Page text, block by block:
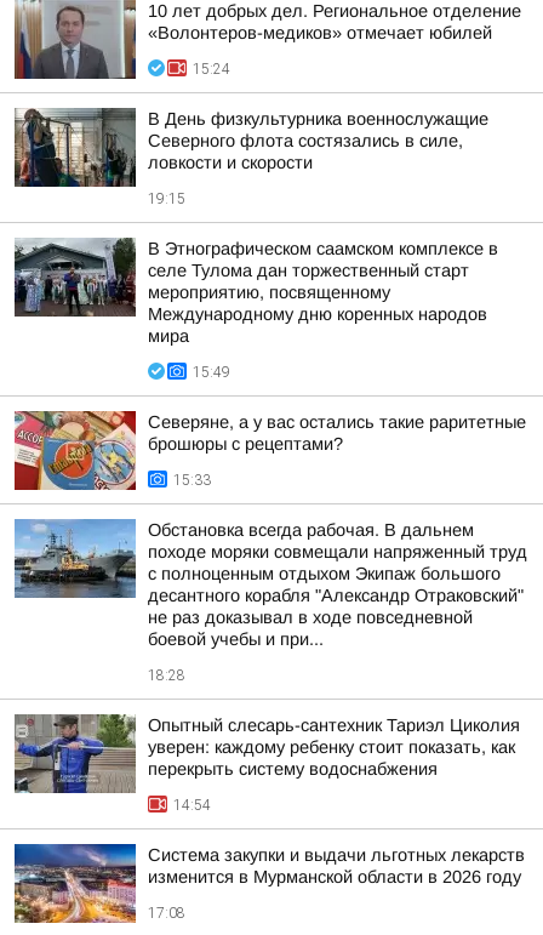
10 лет добрых дел. Региональное отделение
«Волонтеров-медиков» отмечает юбилей
15:24
В День физкультурника военнослужащие
Северного флота состязались в силе,
ловкости и скорости
19:15
В Этнографическом саамском комплексе в
селе Тулома дан торжественный старт
мероприятию, посвященному
Международному дню коренных народов
мира
15:49
Северяне, а у вас остались такие раритетные
брошюры с рецептами?
15:33
Обстановка всегда рабочая. В дальнем
походе моряки совмещали напряженный труд
с полноценным отдыхом Экипаж большого
десантного корабля "Александр Отраковский"
не раз доказывал в ходе повседневной
боевой учебы и при...
18:28
Опытный слесарь-сантехник Тариэл Циколия
уверен: каждому ребенку стоит показать, как
перекрыть систему водоснабжения
14:54
Система закупки и выдачи льготных лекарств
изменится в Мурманской области в 2026 году
17:08